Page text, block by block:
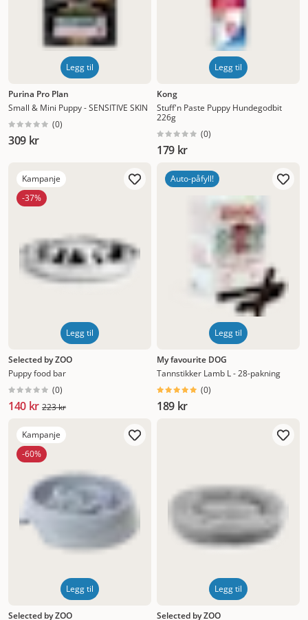
Legg til
Purina Pro Plan
Small & Mini Puppy - SENSITIVE SKIN
(0)
309 kr
Legg til
Kong
Stuff'n Paste Puppy Hundegodbit
226g
(0)
179 kr
Kampanje
-37%
Legg til
Selected by ZOO
Puppy food bar
(0)
140 kr 223 kr
Auto-påfyll!
Legg til
My favourite DOG
Tannstikker Lamb L - 28-pakning
(0)
189 kr
Kampanje
-60%
Legg til
Selected by ZOO
Legg til
Selected by ZOO